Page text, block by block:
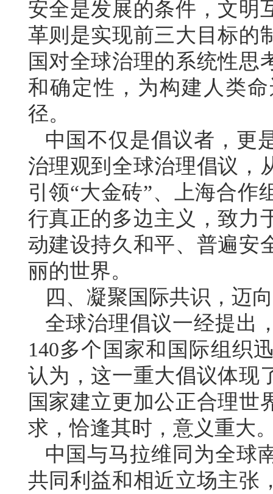
安全是发展的条件，文明
革则是实现前三大目标的
国对全球治理的系统性思
和确定性，为构建人类
径。
中国不仅是倡议者，更
治理观到全球治理倡议，
引领“大金砖”、上海合作
行真正的多边主义，致力
动建设持久和平、普遍安
丽的世界。
四、凝聚国际共识，迈
全球治理倡议一经提出
140多个国家和国际组织
认为，这一重大倡议体现
国家建立更加公正合理世
求，恰逢其时，意义重大
中国与马拉维同为全球
共同利益和相近立场主张